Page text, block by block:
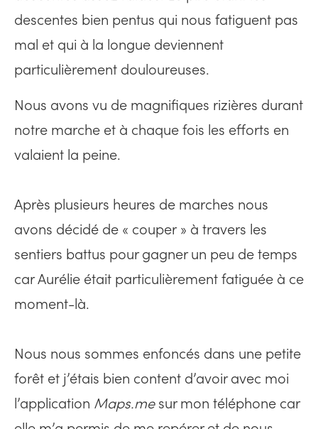
descentes bien pentus qui nous fatiguent pas
mal et qui à la longue deviennent
particulièrement douloureuses.
Nous avons vu de magnifiques rizières durant
notre marche et à chaque fois les efforts en
valaient la peine.
Après plusieurs heures de marches nous
avons décidé de « couper » à travers les
sentiers battus pour gagner un peu de temps
car Aurélie était particulièrement fatiguée à ce
moment-là.
Nous nous sommes enfoncés dans une petite
forêt et j’étais bien content d’avoir avec moi
l’application Maps.mesur mon téléphone car